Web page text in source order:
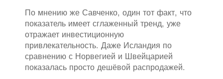
По мнению же Савченко, один тот факт, что
показатель имеет сглаженный тренд, уже
отражает инвестиционную
привлекательность. Даже Исландия по
сравнению с Норвегией и Швейцарией
показалась просто дешёвой распродажей.